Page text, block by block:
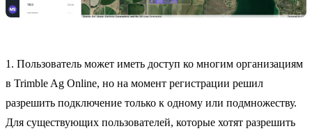
1. Пользователь может иметь доступ ко многим организациям
в Trimble Ag Online, но на момент регистрации решил
разрешить подключение только к одному или подмножеству.
Для существующих пользователей, которые хотят разрешить